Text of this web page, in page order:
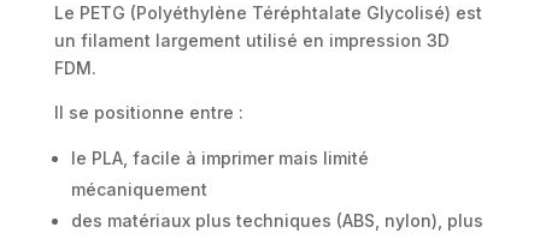
Le PETG (Polyéthylène Téréphtalate Glycolisé) est
un filament largement utilisé en impression 3D
FDM.
Il se positionne entre :
le PLA, facile à imprimer mais limité
mécaniquement
des matériaux plus techniques (ABS, nylon), plus